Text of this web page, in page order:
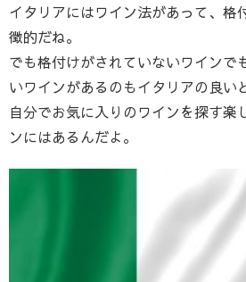
イタリアにはワイン法があって、格
徴的だね。
でも格付けがされていないワインで
いワインがあるのもイタリアの良い
自分でお気に入りのワインを探す楽
ンにはあるんだよ。